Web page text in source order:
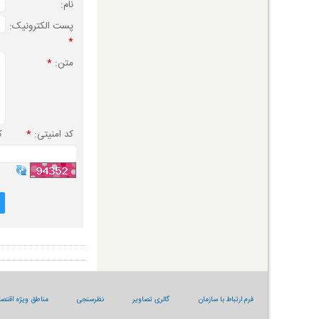
نام:
پست الکترونیک:
*
متن: *
کد امنیتی: *
فرم ارتباط با سازمان گالری تصاویر نظرسنجی مناطق ویژه